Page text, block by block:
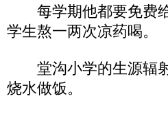
每学期他都要免费给
学生熬一两次凉药喝。
堂沟小学的生源辐射
烧水做饭。